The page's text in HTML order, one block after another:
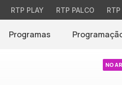
RTP PLAY RTP PALCO
Programas
NO AR